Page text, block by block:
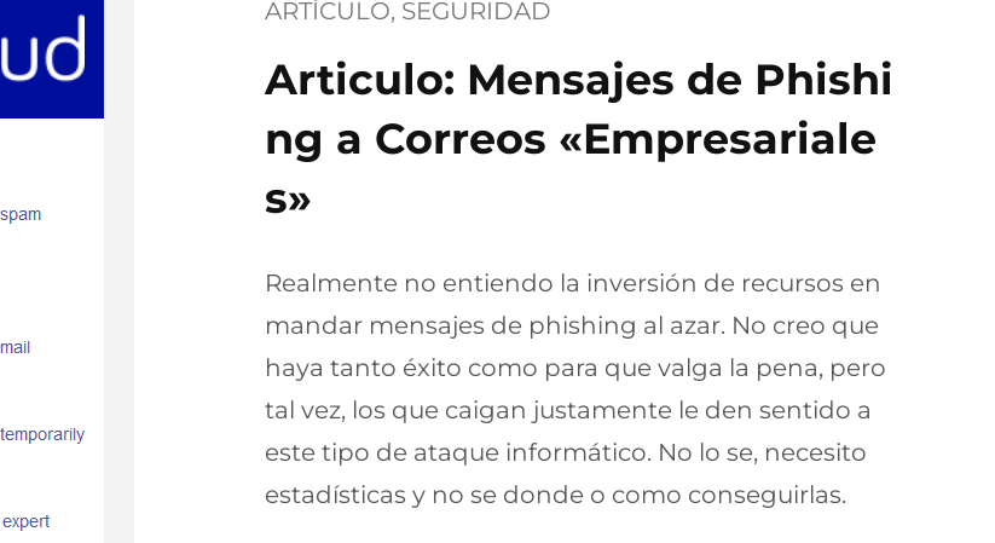
ARTÍCULO, SEGURIDAD
Articulo: Mensajes de Phishi
ng a Correos «Empresariale
s»
Realmente no entiendo la inversión de recursos en
mandar mensajes de phishing al azar. No creo que
haya tanto éxito como para que valga la pena, pero
tal vez, los que caigan justamente le den sentido a
este tipo de ataque informático. No lo se, necesito
estadísticas y no se donde o como conseguirlas.